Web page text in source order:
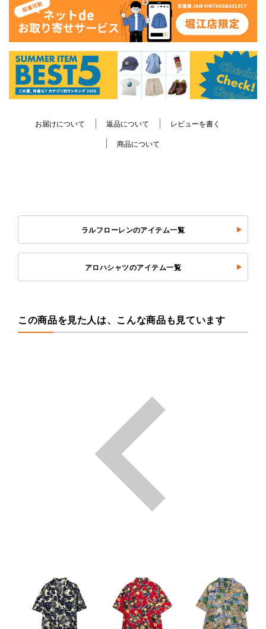
お届けについて 返品について レビューを書く
商品について
ラルフローレンのアイテム一覧
アロハシャツのアイテム一覧
この商品を見た人は、こんな商品も見ています